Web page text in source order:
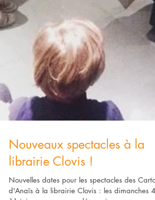
Nouveaux spectacles à la
librairie Clovis !
Nouvelles dates pour les spectacles des